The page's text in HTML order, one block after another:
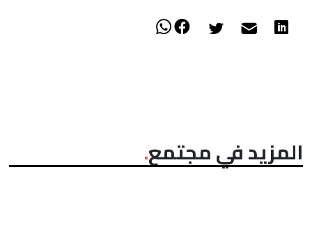
المزيد في مجتمع